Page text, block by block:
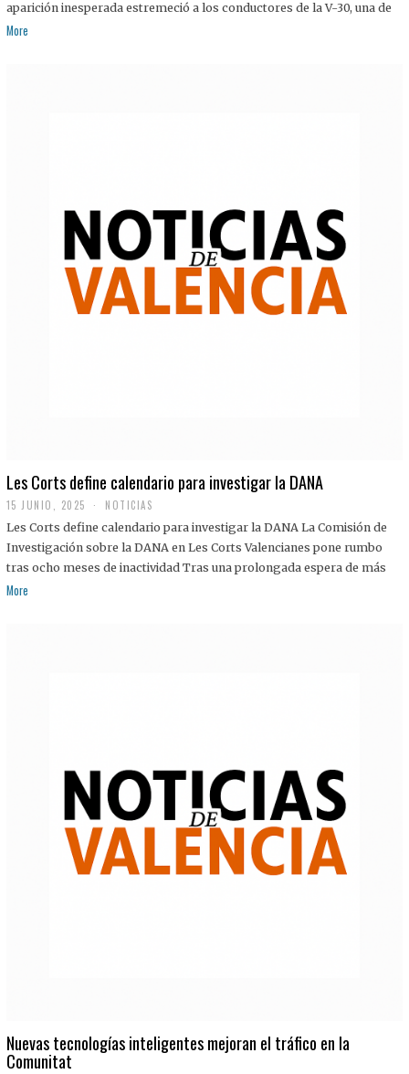
aparición inesperada estremeció a los conductores de la V-30, una de
More
Les Corts define calendario para investigar la DANA
15 JUNIO, 2025 NOTICIAS
Les Corts define calendario para investigar la DANA La Comisión de
Investigación sobre la DANA en Les Corts Valencianes pone rumbo
tras ocho meses de inactividad Tras una prolongada espera de más
More
Nuevas tecnologías inteligentes mejoran el tráfico en la
Comunitat